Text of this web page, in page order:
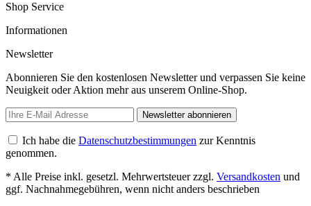
Shop Service
Informationen
Newsletter
Abonnieren Sie den kostenlosen Newsletter und verpassen Sie keine
Neuigkeit oder Aktion mehr aus unserem Online-Shop.
Newsletter abonnieren
Ich habe die Datenschutzbestimmungen zur Kenntnis
genommen.
* Alle Preise inkl. gesetzl. Mehrwertsteuer zzgl. Versandkosten und
ggf. Nachnahmegebühren, wenn nicht anders beschrieben